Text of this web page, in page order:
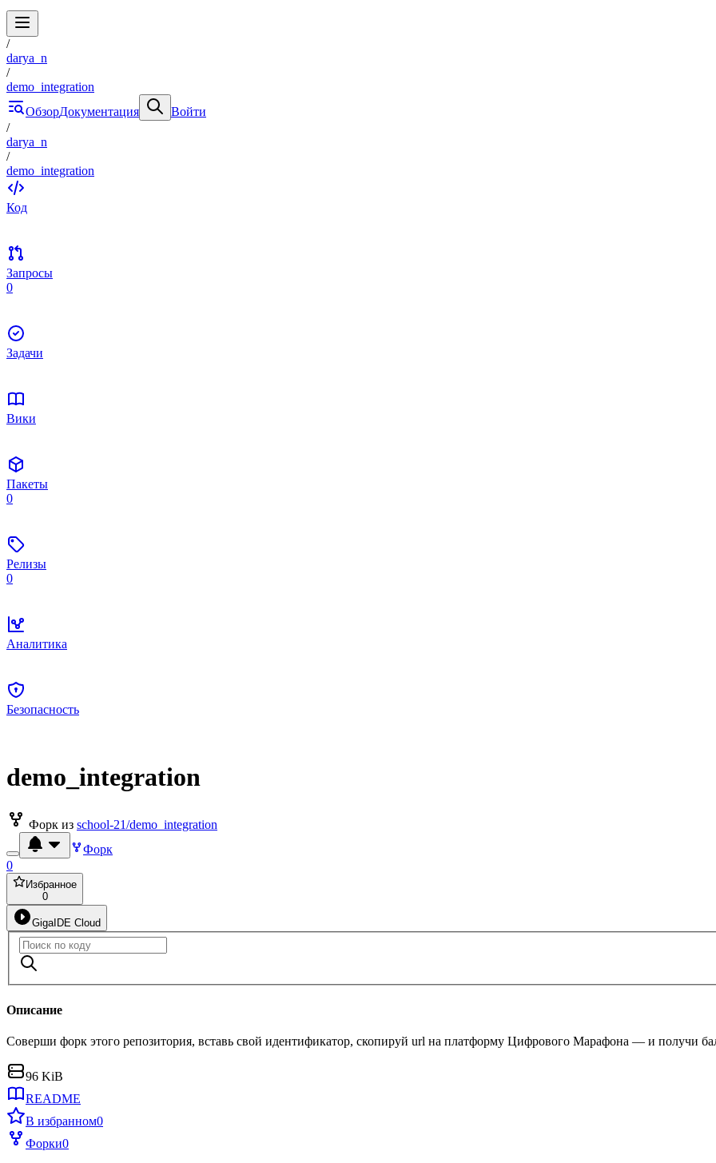
/
darya_n
/
demo_integration
ОбзорДокументация
Войти
/
darya_n
/
demo_integration
Код
Запросы
0
Задачи
Вики
Пакеты
0
Релизы
0
Аналитика
Безопасность
demo_integration
Форк из school-21/demo_integration
Форк
0
Избранное
0
GigaIDE Cloud
Описание
Соверши форк этого репозитория, вставь свой идентификатор, скопируй url на платформу Цифрового Марафона — и получи
96 KiB
README
В избранном0
Форки0